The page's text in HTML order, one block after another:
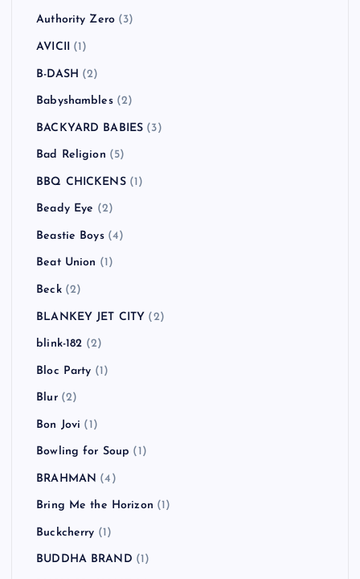
Authority Zero (3)
AVICII (1)
B-DASH (2)
Babyshambles(2)
BACKYARD BABIES (3)
Bad Religion (5)
BBQ CHICKENS(1)
Beady Eye (2)
Beastie Boys(4)
Beat Union (1)
Beck(2)
BLANKEY JET CITY (2)
blink-182 (2)
Bloc Party (1)
Blur(2)
Bon Jovi (1)
Bowling for Soup (1)
BRAHMAN (4)
Bring Me the Horizon (1)
Buckcherry (1)
BUDDHA BRAND (1)